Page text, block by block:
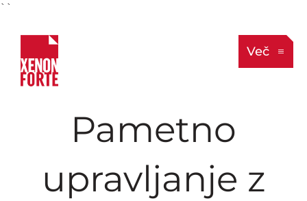
``
Več
Pametno
upravljanje z